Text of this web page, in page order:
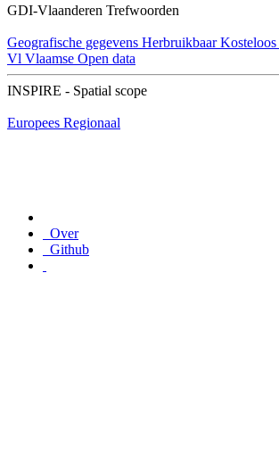
GDI-Vlaanderen Trefwoorden
Geografische gegevens Herbruikbaar Kosteloos
Vl Vlaamse Open data
INSPIRE - Spatial scope
Europees Regionaal
Over
Github